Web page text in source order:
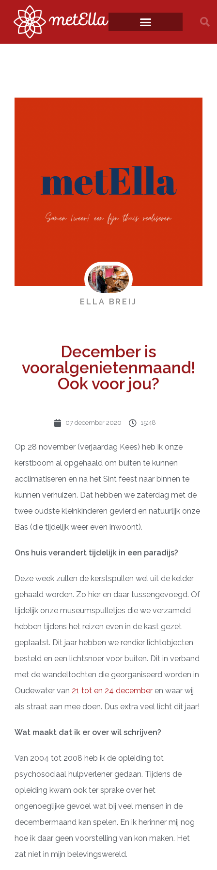
ELLA BREIJ
December is
vooralgenietenmaand!
Ook voor jou?
07 december 2020 15:48
Op 28 november (verjaardag Kees) heb ik onze
kerstboom al opgehaald om buiten te kunnen
acclimatiseren en na het Sint feest naar binnen te
kunnen verhuizen. Dat hebben we zaterdag met de
twee oudste kleinkinderen gevierd en natuurlijk onze
Bas (die tijdelijk weer even inwoont).
Ons huis verandert tijdelijk in een paradijs?
Deze week zullen de kerstspullen wel uit de kelder
gehaald worden. Zo hier en daar tussengevoegd. Of
tijdelijk onze museumspulletjes die we verzameld
hebben tijdens het reizen even in de kast gezet
geplaatst. Dit jaar hebben we rendier lichtobjecten
besteld en een lichtsnoer voor buiten. Dit in verband
met de wandeltochten die georganiseerd worden in
Oudewater van 21 tot en 24 december en waar wij
als straat aan mee doen. Dus extra veel licht dit jaar!
Wat maakt dat ik er over wil schrijven?
Van 2004 tot 2008 heb ik de opleiding tot
psychosociaal hulpverlener gedaan. Tijdens de
opleiding kwam ook ter sprake over het
ongenoeglijke gevoel wat bij veel mensen in de
decembermaand kan spelen. En ik herinner mij nog
hoe ik daar geen voorstelling van kon maken. Het
zat niet in mijn belevingswereld.